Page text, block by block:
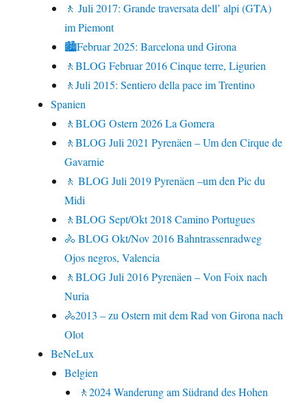
🚶 Juli 2017: Grande traversata dell’ alpi (GTA)
im Piemont
🏙Februar 2025: Barcelona und Girona
🚶BLOG Februar 2016 Cinque terre, Ligurien
🚶Juli 2015: Sentiero della pace im Trentino
Spanien
🚶BLOG Ostern 2026 La Gomera
🚶BLOG Juli 2021 Pyrenäen – Um den Cirque de
Gavarnie
🚶 BLOG Juli 2019 Pyrenäen –um den Pic du
Midi
🚶BLOG Sept/Okt 2018 Camino Portugues
🚴 BLOG Okt/Nov 2016 Bahntrassenradweg
Ojos negros, Valencia
🚶BLOG Juli 2016 Pyrenäen – Von Foix nach
Nuria
🚴2013 – zu Ostern mit dem Rad von Girona nach
Olot
BeNeLux
Belgien
🚶2024 Wanderung am Südrand des Hohen